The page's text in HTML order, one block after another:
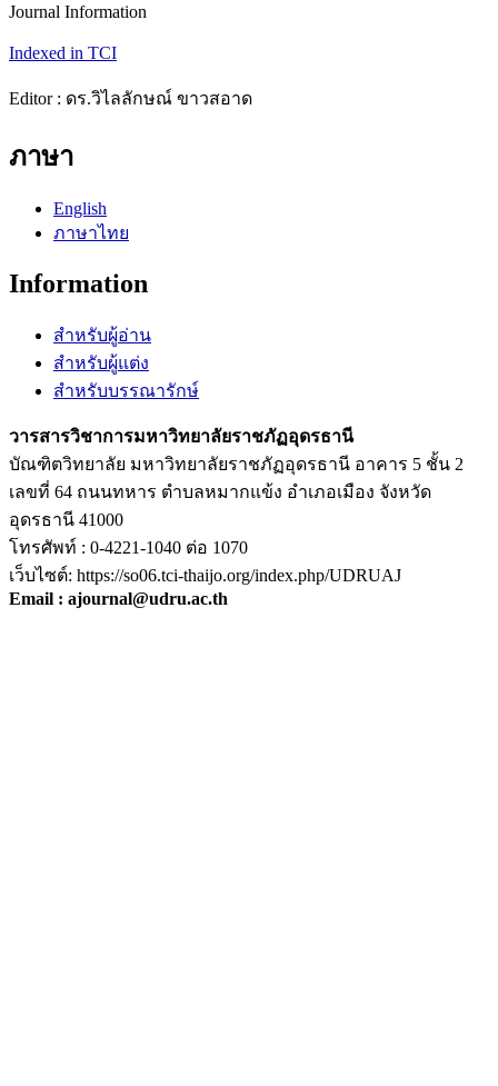
Journal Information
Indexed in TCI
Editor : ดร.วิไลลักษณ์ ขาวสอาด
ภาษา
English
ภาษาไทย
Information
สำหรับผู้อ่าน
สำหรับผู้แต่ง
สำหรับบรรณารักษ์
วารสารวิชาการมหาวิทยาลัยราชภัฏอุดรธานี
บัณฑิตวิทยาลัย มหาวิทยาลัยราชภัฏอุดรธานี อาคาร 5 ชั้น 2
เลขที่ 64 ถนนทหาร ตำบลหมากแข้ง อำเภอเมือง จังหวัด
อุดรธานี 41000
โทรศัพท์ : 0-4221-1040 ต่อ 1070
เว็บไซต์: https://so06.tci-thaijo.org/index.php/UDRUAJ
Email : ajournal@udru.ac.th